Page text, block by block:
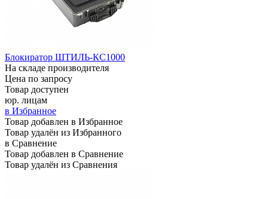
Блокиратор ШТИЛЬ-КС1000
На складе производителя
Цена по запросу
Товар доступен
юр. лицам
в Избранное
Товар добавлен в Избранное
Товар удалён из Избранного
в Сравнение
Товар добавлен в Сравнение
Товар удалён из Сравнения